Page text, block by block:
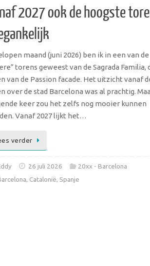
2027 ook de hoogste
maand (juni 2026) ben ik in een van de
torens geweest van de Sagrada Familia,
van de Passion facade. Het uitzicht vanaf
over de stad Barcelona was al prachtig.
keer zou het zelfs nog mooier kunnen
Vanaf 2027 lijkt het…
verder
26 juli 2026
20xx - Barcelona
,Catalonië, Spanje